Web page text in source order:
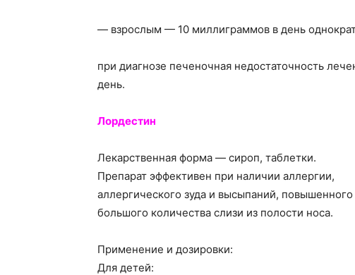
— взрослым — 10 миллиграммов в день
при диагнозе печеночная недостаточность
день.
Лордестин
Лекарственная форма — сироп, таблетки.
Препарат эффективен при наличии аллергии,
аллергического зуда и высыпаний,
большого количества слизи из полости носа.
Применение и дозировки:
Для детей: